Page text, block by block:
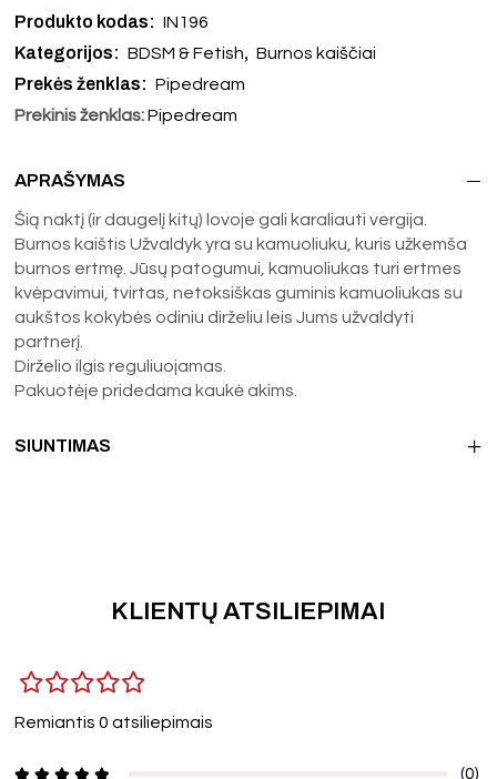
Produkto kodas: IN196
Kategorijos: BDSM & Fetish, Burnos kaiščiai
Prekės ženklas: Pipedream
Prekinis ženklas: Pipedream
APRAŠYMAS
Šią naktį (ir daugelį kitų) lovoje gali karaliauti vergija.
Burnos kaištis Užvaldyk yra su kamuoliuku, kuris užkemša
burnos ertmę. Jūsų patogumui, kamuoliukas turi ertmes
kvėpavimui, tvirtas, netoksiškas guminis kamuoliukas su
aukštos kokybės odiniu dirželiu leis Jums užvaldyti
partnerį.
Dirželio ilgis reguliuojamas.
Pakuotėje pridedama kaukė akims.
SIUNTIMAS
KLIENTŲ ATSILIEPIMAI
Remiantis 0 atsiliepimais
(0)